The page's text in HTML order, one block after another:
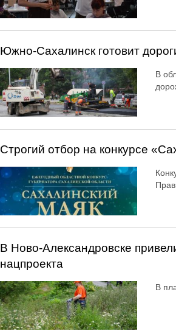
Южно-Сахалинск готовит
В
Строгий отбор на конкурсе
В Ново-Александровске
нацпроекта
В